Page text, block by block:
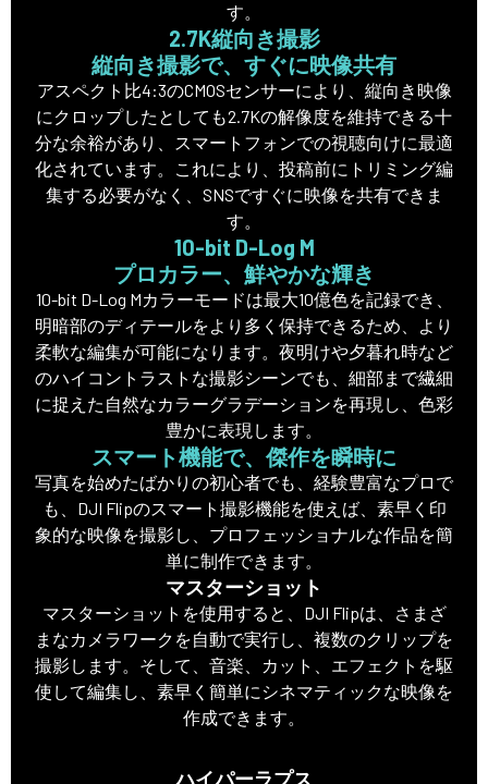
す。
2.7K縦向き撮影
縦向き撮影で、すぐに映像共有
アスペクト比4:3のCMOSセンサーにより、縦向き映像
にクロップしたとしても2.7Kの解像度を維持できる十
分な余裕があり、スマートフォンでの視聴向けに最適
化されています。これにより、投稿前にトリミング編
集する必要がなく、SNSですぐに映像を共有できま
す。
10-bit D-Log M
プロカラー、鮮やかな輝き
10-bit D-Log Mカラーモードは最大10億色を記録でき、
明暗部のディテールをより多く保持できるため、より
柔軟な編集が可能になります。夜明けや夕暮れ時など
のハイコントラストな撮影シーンでも、細部まで繊細
に捉えた自然なカラーグラデーションを再現し、色彩
豊かに表現します。
スマート機能で、傑作を瞬時に
写真を始めたばかりの初心者でも、経験豊富なプロで
も、DJI Flipのスマート撮影機能を使えば、素早く印
象的な映像を撮影し、プロフェッショナルな作品を簡
単に制作できます。
マスターショット
マスターショットを使用すると、DJI Flipは、さまざ
まなカメラワークを自動で実行し、複数のクリップを
撮影します。そして、音楽、カット、エフェクトを駆
使して編集し、素早く簡単にシネマティックな映像を
作成できます。
ハイパーラプス